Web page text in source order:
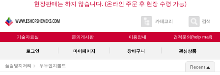
현장판매는 하지 않습니다. (온라인 주문 후 현장 수령 가능)
카테고리 검색
기술자료실 문의게시판 이용안내 견적문의(help mail)
로그인 마이페이지 장바구니 관심상품
풀림방지처리 무두렌치볼트 Recent